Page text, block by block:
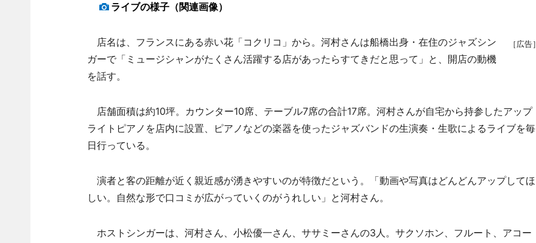
ライブの様子（関連画像）
［広告］
店名は、フランスにある赤い花「コクリコ」から。河村さんは船橋出身・在住のジャズシン
ガーで「ミュージシャンがたくさん活躍する店があったらすてきだと思って」と、開店の動機
を話す。
店舗面積は約10坪。カウンター10席、テーブル7席の合計17席。河村さんが自宅から持参したアップ
ライトピアノを店内に設置、ピアノなどの楽器を使ったジャズバンドの生演奏・生歌によるライブを毎
日行っている。
演者と客の距離が近く親近感が湧きやすいのが特徴だという。「動画や写真はどんどんアップしてほ
しい。自然な形で口コミが広がっていくのがうれしい」と河村さん。
ホストシンガーは、河村さん、小松優一さん、ササミーさんの3人。サクソホン、フルート、アコー